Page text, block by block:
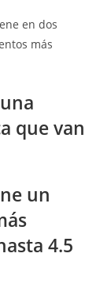
en dos
más
que van
un
4.5